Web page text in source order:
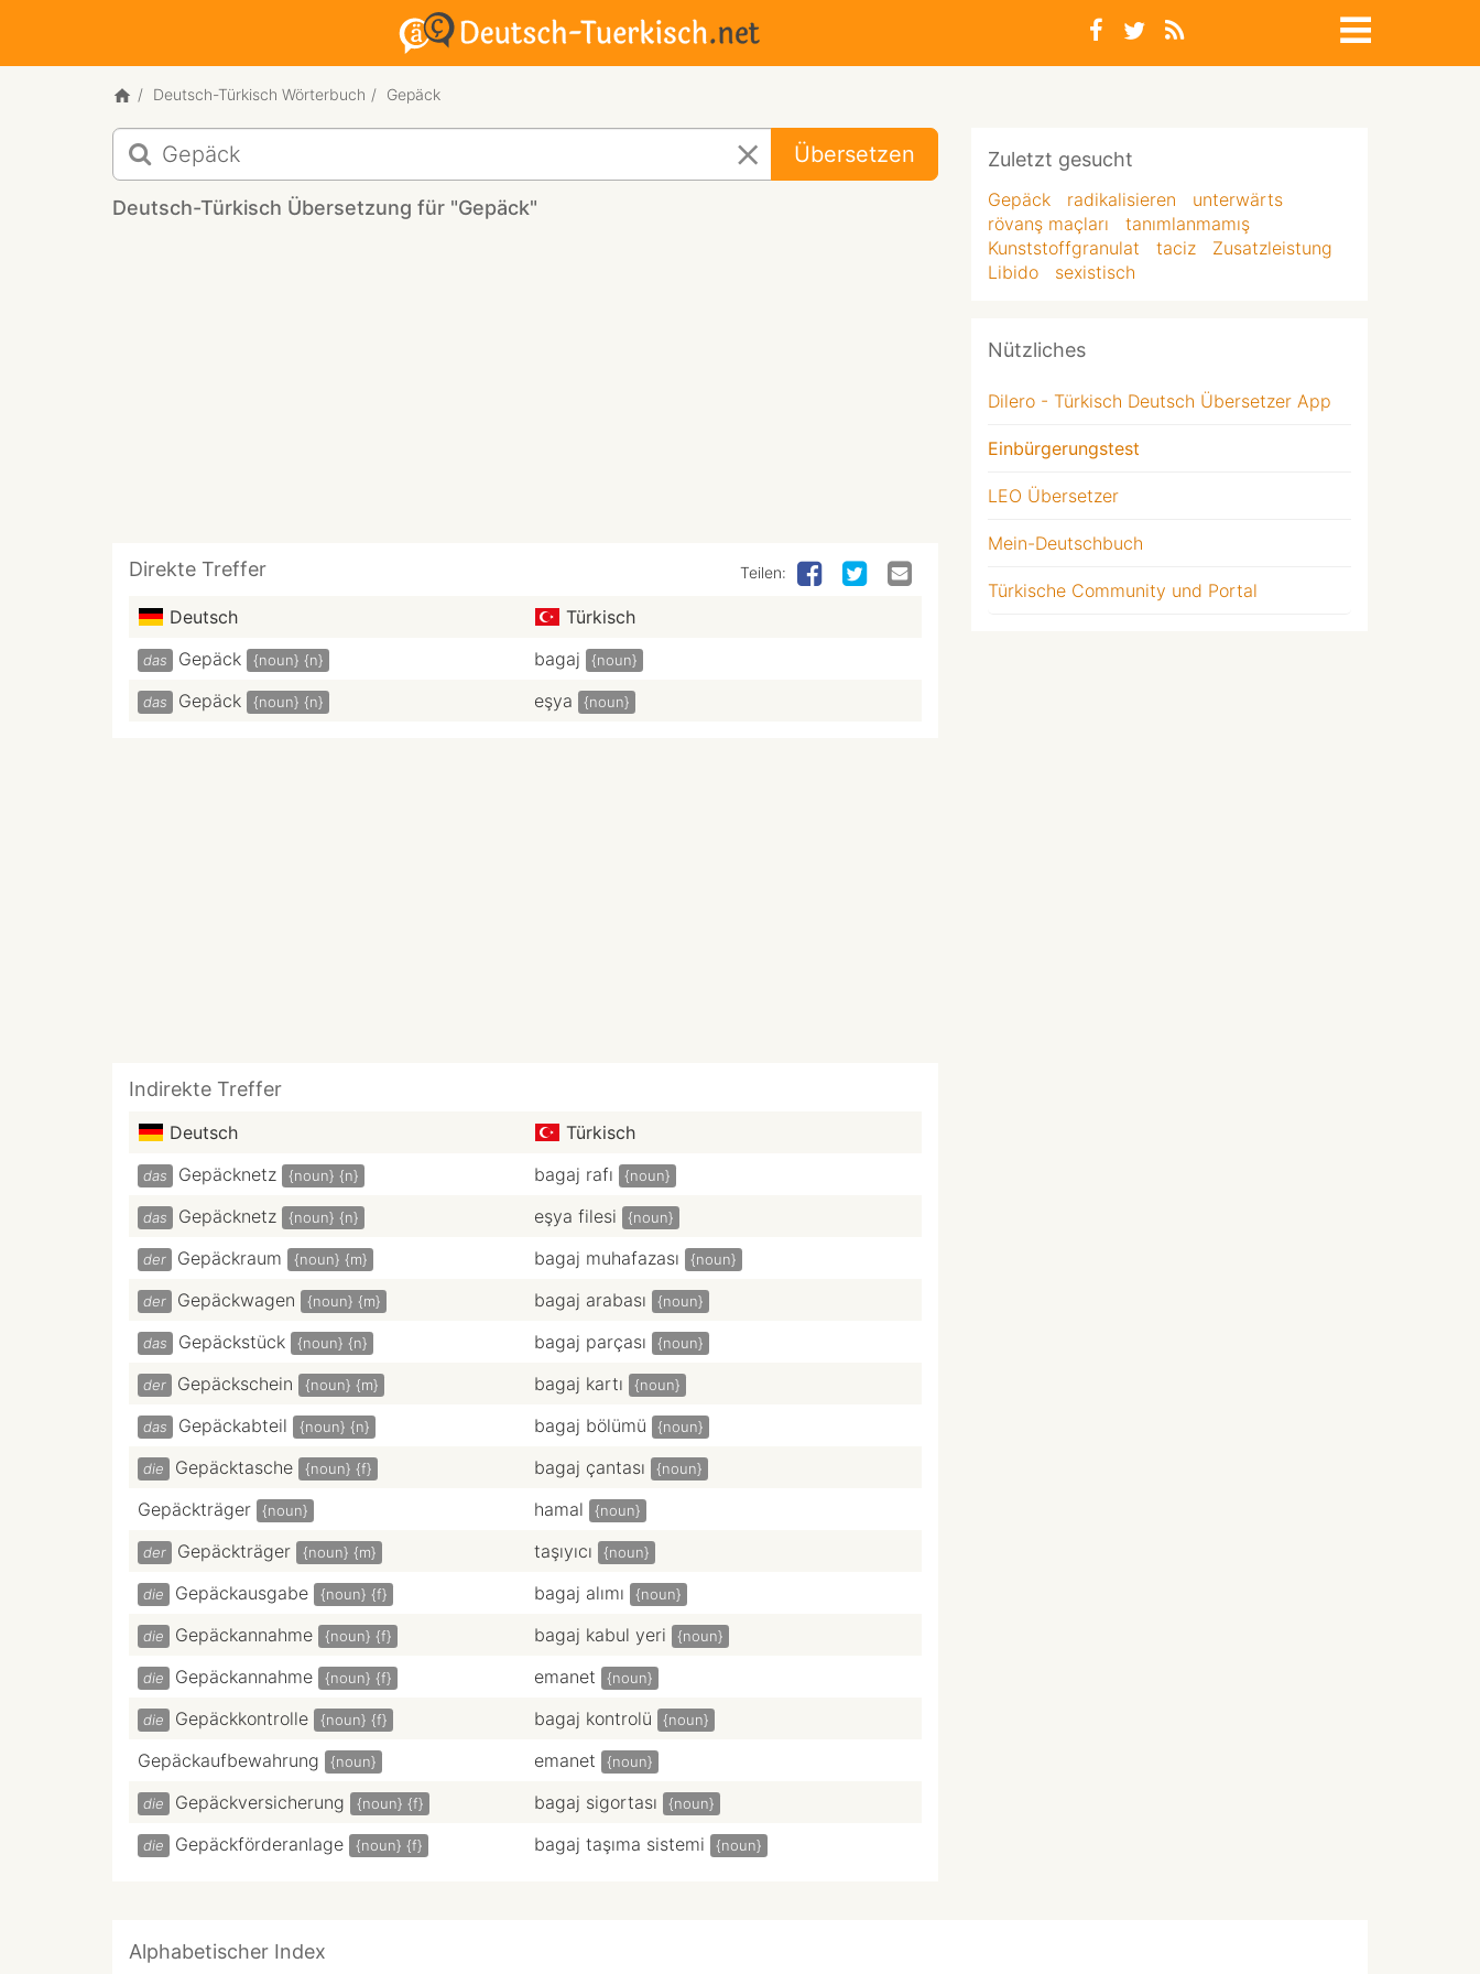
Deutsch-Türkisch Wörterbuch Gepäck
Deutsch-
Türkisch
Übersetzung
für
Übersetzen
Deutsch-Türkisch Übersetzung für "Gepäck"
Direkte Treffer Teilen:
Deutsch Türkisch
das Gepäck {noun} {n} bagaj {noun}
das Gepäck {noun} {n} eşya {noun}
Indirekte Treffer
Deutsch Türkisch
das Gepäcknetz {noun} {n} bagaj rafı {noun}
das Gepäcknetz {noun} {n} eşya filesi {noun}
der Gepäckraum {noun} {m} bagaj muhafazası {noun}
der Gepäckwagen {noun} {m} bagaj arabası {noun}
das Gepäckstück {noun} {n} bagaj parçası {noun}
der Gepäckschein {noun} {m} bagaj kartı {noun}
das Gepäckabteil {noun} {n} bagaj bölümü {noun}
die Gepäcktasche {noun} {f} bagaj çantası {noun}
Gepäckträger {noun} hamal {noun}
der Gepäckträger {noun} {m} taşıyıcı {noun}
die Gepäckausgabe {noun} {f} bagaj alımı {noun}
die Gepäckannahme {noun} {f} bagaj kabul yeri {noun}
die Gepäckannahme {noun} {f} emanet {noun}
die Gepäckkontrolle {noun} {f} bagaj kontrolü {noun}
Gepäckaufbewahrung {noun} emanet {noun}
die Gepäckversicherung {noun} {f} bagaj sigortası {noun}
die Gepäckförderanlage {noun} {f} bagaj taşıma sistemi {noun}
Zuletzt gesucht
Gepäck radikalisieren
unterwärts
rövanş maçları
tanımlanmamış
Kunststoffgranulat
taciz
Zusatzleistung
Libido
sexistisch
Nützliches
Dilero - Türkisch Deutsch Übersetzer App
Einbürgerungstest
LEO Übersetzer
Mein-Deutschbuch
Türkische Community und Portal
Alphabetischer Index